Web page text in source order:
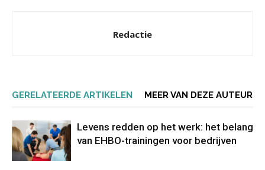
Redactie
GERELATEERDE ARTIKELEN MEER VAN DEZE AUTEUR
Levens redden op het werk: het belang
van EHBO-trainingen voor bedrijven